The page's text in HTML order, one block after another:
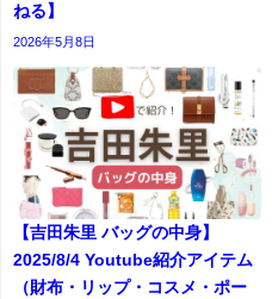
ねる】
2026年5月8日
【吉田朱里 バッグの中身】
2025/8/4 Youtube紹介アイテム
（財布・リップ・コスメ・ポー